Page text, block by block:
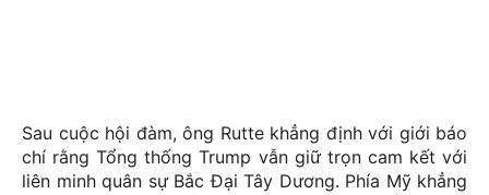
Sau cuộc hội đàm, ông Rutte khẳng định với giới báo
chí rằng Tổng thống Trump vẫn giữ trọn cam kết với
liên minh quân sự Bắc Đại Tây Dương. Phía Mỹ khẳng